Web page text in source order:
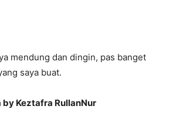
mendung dan dingin, pas banget
saya buat.
by Keztafra RullanNur